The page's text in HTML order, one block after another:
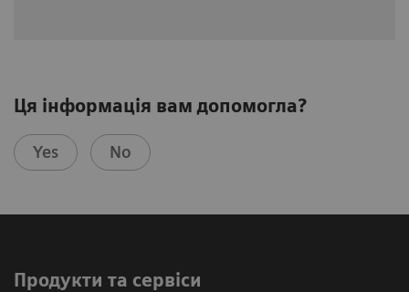
Ця інформація вам допомогла?
Yes No
Продукти та сервіси